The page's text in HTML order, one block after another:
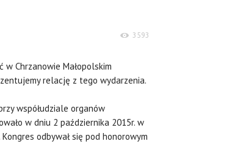
3593
w Chrzanowie Małopolskim
relację z tego wydarzenia.
współudziale organów
w dniu 2 października 2015r. w
Kongres odbywał się pod honorowym